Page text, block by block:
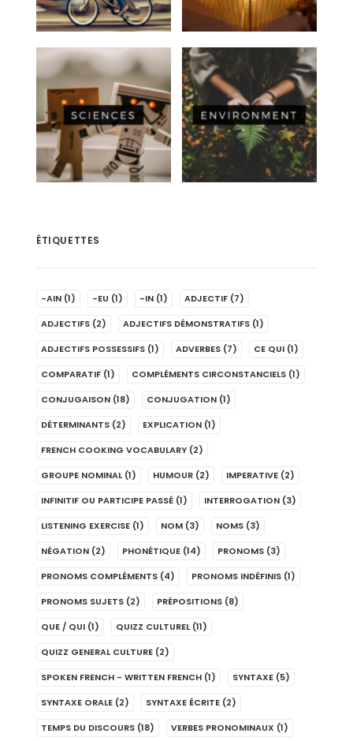
ÉTIQUETTES
-AIN (1) -EU (1) -IN (1) ADJECTIF (7)
ADJECTIFS (2) ADJECTIFS DÉMONSTRATIFS (1)
ADJECTIFS POSSESSIFS (1) ADVERBES (7) CE QUI (1)
COMPARATIF (1) COMPLÉMENTS CIRCONSTANCIELS (1)
CONJUGAISON (18) CONJUGATION (1)
DÉTERMINANTS (2) EXPLICATION (1)
FRENCH COOKING VOCABULARY (2)
GROUPE NOMINAL (1) HUMOUR (2) IMPERATIVE (2)
INFINITIF OU PARTICIPE PASSÉ (1) INTERROGATION (3)
LISTENING EXERCISE (1) NOM (3) NOMS (3)
NÉGATION (2) PHONÉTIQUE (14) PRONOMS (3)
PRONOMS COMPLÉMENTS (4) PRONOMS INDÉFINIS (1)
PRONOMS SUJETS (2) PRÉPOSITIONS (8)
QUE / QUI (1) QUIZZ CULTUREL (11)
QUIZZ GENERAL CULTURE (2)
SPOKEN FRENCH - WRITTEN FRENCH (1) SYNTAXE (5)
SYNTAXE ORALE (2) SYNTAXE ÉCRITE (2)
TEMPS DU DISCOURS (18) VERBES PRONOMINAUX (1)